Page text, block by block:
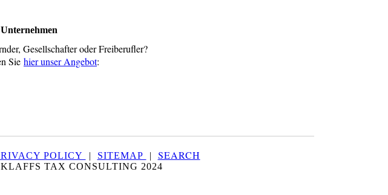
Unternehmen
Gesellschafter oder Freiberufler?
Sie hier unser Angebot:
POLICY | SITEMAP | SEARCH
TAX CONSULTING 2024